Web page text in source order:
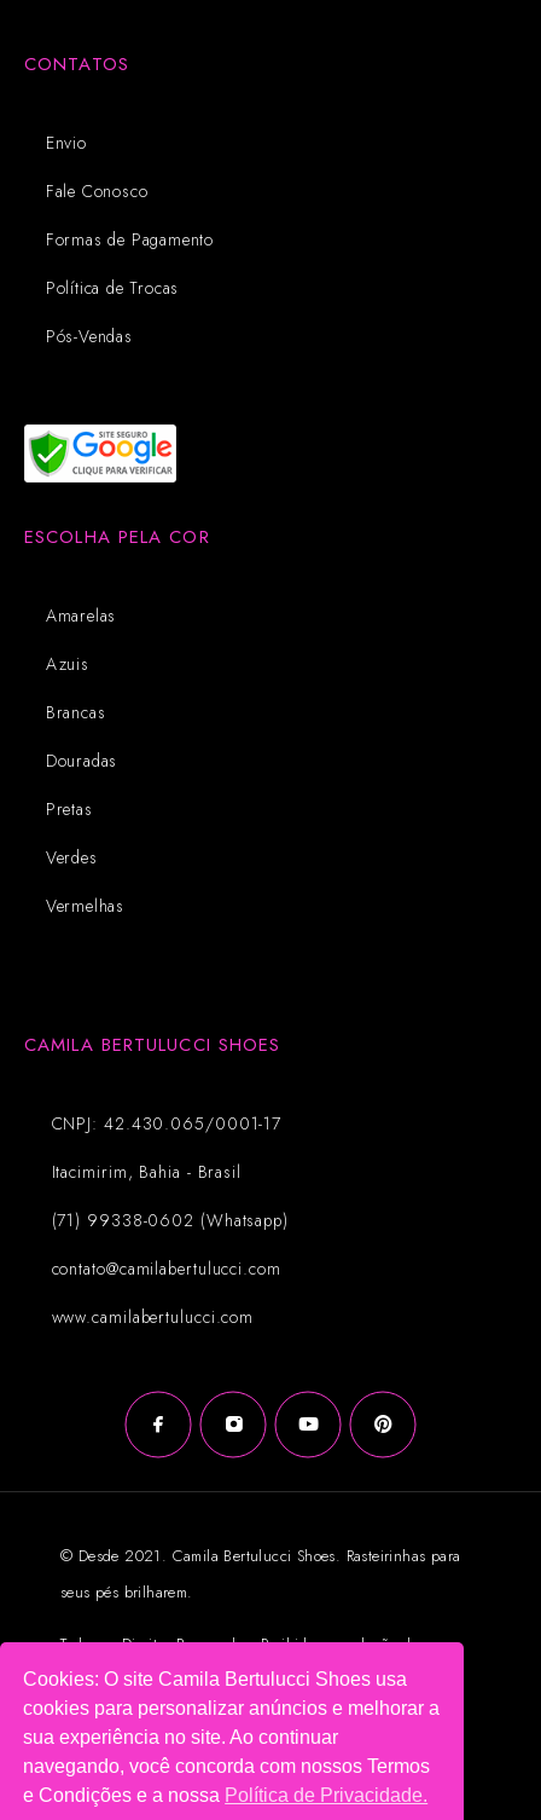
CONTATOS
Envio
Fale Conosco
Formas de Pagamento
Política de Trocas
Pós-Vendas
ESCOLHA PELA COR
Amarelas
Azuis
Brancas
Douradas
Pretas
Verdes
Vermelhas
CAMILA BERTULUCCI SHOES
CNPJ: 42.430.065/0001-17
Itacimirim, Bahia - Brasil
(71) 99338-0602 (Whatsapp)
contato@camilabertulucci.com
www.camilabertulucci.com
© Desde 2021. Camila Bertulucci Shoes. Rasteirinhas para
seus pés brilharem.
Todos os Direitos Reservados. Proibida reprodução das
imagens sem autorização prévia.
Loja Virtual criada por Intuitbox.com
Cookies: O site Camila Bertulucci Shoes usa
cookies para personalizar anúncios e melhorar a
sua experiência no site. Ao continuar
navegando, você concorda com nossos Termos
e Condições e a nossa Política de Privacidade.